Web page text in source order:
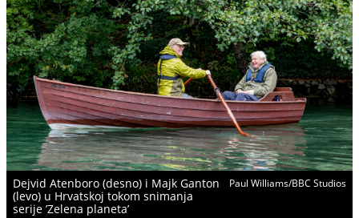
Paul Williams/BBC Studios
Dejvid Atenboro (desno) i Majk Ganton
(levo) u Hrvatskoj tokom snimanja
serije ’Zelena planeta’